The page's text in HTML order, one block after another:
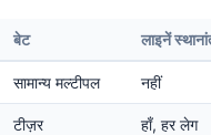
बेट लाइनें
सामान्य मल्टीपल नहीं
टीज़र हाँ, हर लेग